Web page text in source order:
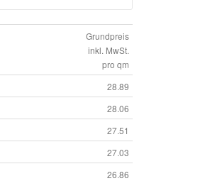
Grundpreis
inkl. MwSt.
pro qm
28.89
28.06
27.51
27.03
26.86